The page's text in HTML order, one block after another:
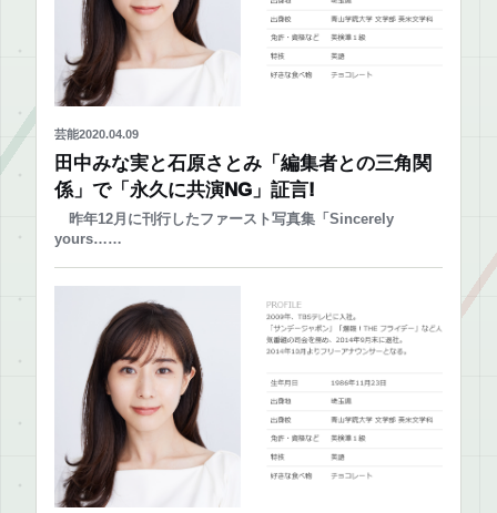
芸能2020.04.09
田中みな実と石原さとみ「編集者との三角関
係」で「永久に共演NG」証言!
昨年12月に刊行したファースト写真集「Sincerely
yours……